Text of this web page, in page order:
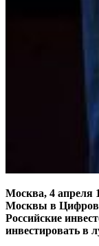
Москва, 4 апреля
Москвы в
Российские
инвестировать в